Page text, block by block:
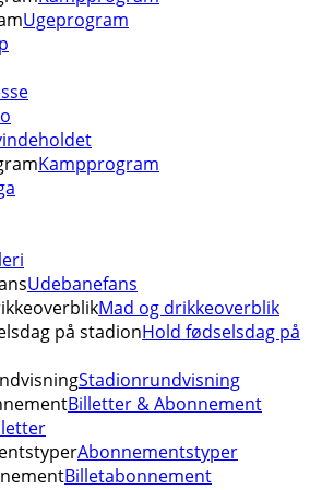
Ugeprogram
Kampprogram
Udebanefans
Mad og drikkeoverblik
på stadionHold fødselsdag på
Stadionrundvisning
Billetter & Abonnement
Abonnementstyper
Billetabonnement